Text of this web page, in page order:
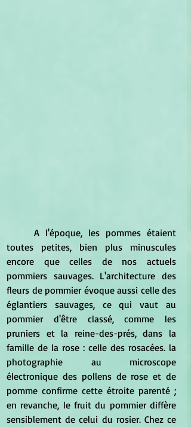
toutes petites, bien plus minuscules
encore que celles de nos actuels
pommiers sauvages. L'architecture des
fleurs de pommier évoque aussi celle des
églantiers sauvages, ce qui vaut au
pommier d'être classé, comme les
pruniers et la reine-des-prés, dans la
famille de la rose : celle des rosacées. la
photographie au microscope
électronique des pollens de rose et de
pomme confirme cette étroite parenté ;
en revanche, le fruit du pommier diffère
sensiblement de celui du rosier. Chez ce